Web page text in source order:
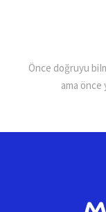
Önce doğruyu
ama önce